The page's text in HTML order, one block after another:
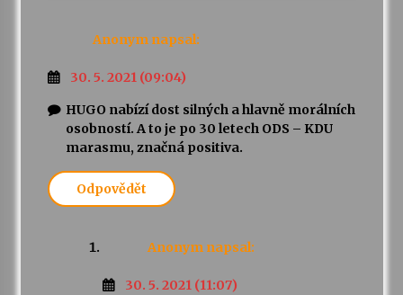
Anonym napsal:
30. 5. 2021 (09:04)
HUGO nabízí dost silných a hlavně morálních
osobností. A to je po 30 letech ODS – KDU
marasmu, značná positiva.
Odpovědět
Anonym napsal:
30. 5. 2021 (11:07)